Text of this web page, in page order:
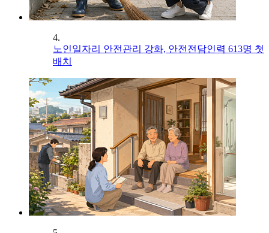
4.
노인일자리 안전관리 강화, 안전전담인력 613명 첫
배치